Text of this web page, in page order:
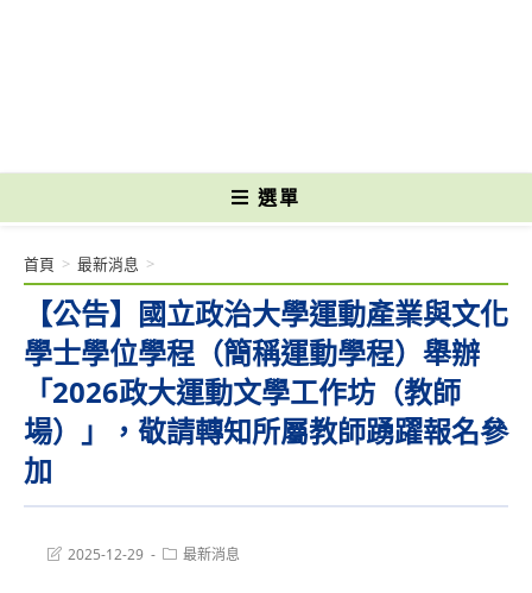
選單
【公告】國立政治大學運動產業與文化
學士學位學程（簡稱運動學程）舉辦
「2026政大運動文學工作坊（教師
場）」，敬請轉知所屬教師踴躍報名參
加
首頁 > 最新消息 >
Post2025-12-29
Post最新消息